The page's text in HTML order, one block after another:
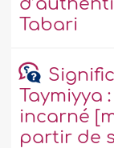
Tabari
Taymiyya
incarné
partir de